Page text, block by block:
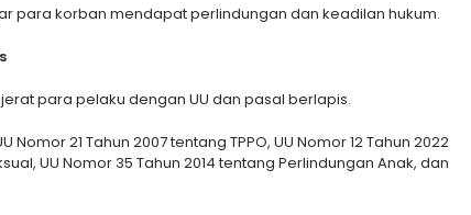
para korban mendapat perlindungan dan keadilan hukum.
para pelaku dengan UU dan pasal berlapis.
21 Tahun 2007 tentang TPPO, UU Nomor 12 Tahun 2022
UU Nomor 35 Tahun 2014 tentang Perlindungan Anak, dan